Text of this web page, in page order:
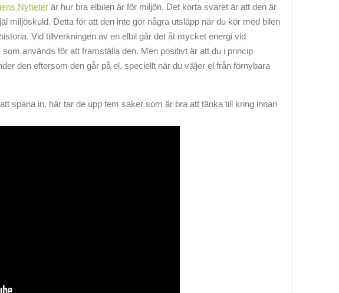
Nyheter är hur bra elbilen är för miljön. Det korta svaret är att den är
miljöskuld. Detta för att den inte gör några utsläpp när du kör med bilen
Vid tillverkningen av en elbil går det åt mycket energi vid
används för att framställa den. Men positivt är att du i princip
den eftersom den går på el, speciellt när du väljer el från förnybara
spana in, här tar de upp fem saker som är bra att tänka till kring innan